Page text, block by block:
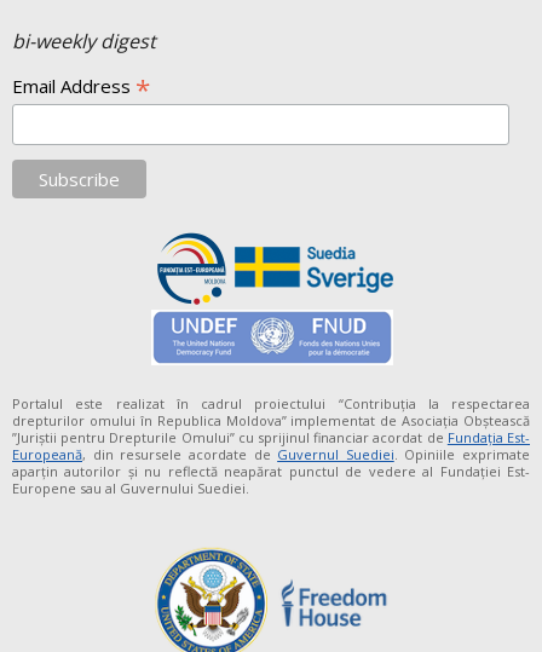
bi-weekly digest
Email Address *
Portalul este realizat în cadrul proiectului “Contribuția la respectarea
drepturilor omului în Republica Moldova” implementat de Asociația Obștească
”Juriștii pentru Drepturile Omului” cu sprijinul financiar acordat de Fundaţia Est-
Europeană, din resursele acordate de Guvernul Suediei. Opiniile exprimate
aparţin autorilor şi nu reflectă neapărat punctul de vedere al Fundației Est-
Europene sau al Guvernului Suediei.